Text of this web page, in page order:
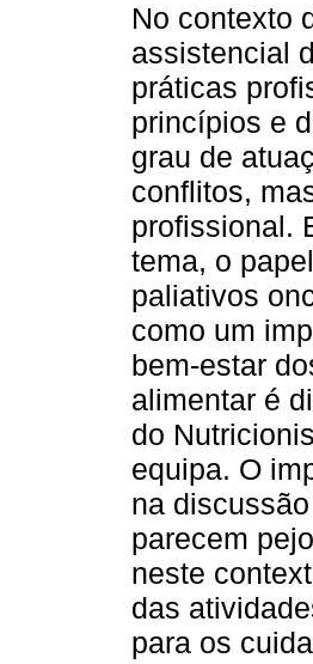
No contexto
assistencial
práticas
princípios e
grau de
conflitos,
profissional.
tema, o
paliativos
como um
bem-estar
alimentar é
do
equipa. O
na
parecem
neste
das
para os